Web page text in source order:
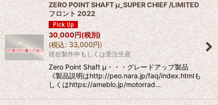
ZERO POINT SHAFT μ_SUPER CHIEF /LIMITED
フロント 2022
30,000円(税別)
(税込: 33,000円)
現在製作中もしくは受注生産
Zero Point Shaft μ・・・グレードアップ製品
《製品説明はhttp://peo.nara.jp/faq/index.htmlも
しくはhttps://ameblo.jp/motorrad…